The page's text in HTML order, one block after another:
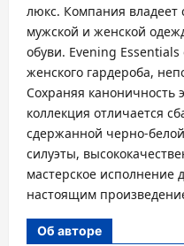
люкс. Компания владеет
мужской и женской
обуви. Evening
женского гардероба,
Сохраняя каноничность
коллекция отличается
сдержанной черно-
силуэты,
мастерское исполнение
настоящим
Об авторе